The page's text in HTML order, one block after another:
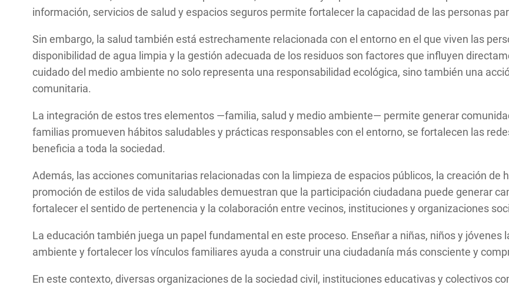
información, servicios de salud y espacios seguros permite fortalecer la capacidad de las personas
Sin embargo, la salud también está estrechamente relacionada con el entorno en el que viven las
disponibilidad de agua limpia y la gestión adecuada de los residuos son factores que influyen
cuidado del medio ambiente no solo representa una responsabilidad ecológica, sino también una
comunitaria.
La integración de estos tres elementos —familia, salud y medio ambiente— permite generar
familias promueven hábitos saludables y prácticas responsables con el entorno, se fortalecen las
beneficia a toda la sociedad.
Además, las acciones comunitarias relacionadas con la limpieza de espacios públicos, la creación de
promoción de estilos de vida saludables demuestran que la participación ciudadana puede generar
fortalecer el sentido de pertenencia y la colaboración entre vecinos, instituciones y organizaciones
La educación también juega un papel fundamental en este proceso. Enseñar a niñas, niños y
ambiente y fortalecer los vínculos familiares ayuda a construir una ciudadanía más consciente y
En este contexto, diversas organizaciones de la sociedad civil, instituciones educativas y colectivos